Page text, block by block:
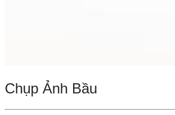
Chụp Ảnh Bầu